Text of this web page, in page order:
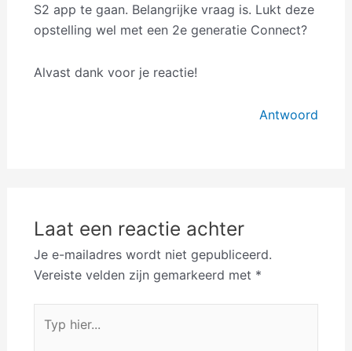
S2 app te gaan. Belangrijke vraag is. Lukt deze
opstelling wel met een 2e generatie Connect?
Alvast dank voor je reactie!
Antwoord
Laat een reactie achter
Je e-mailadres wordt niet gepubliceerd.
Vereiste velden zijn gemarkeerd met *
hier...